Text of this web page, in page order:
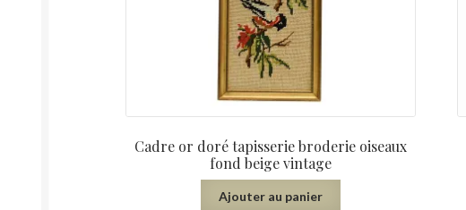
Cadre or doré tapisserie broderie oiseaux
fond beige vintage
Ajouter au panier